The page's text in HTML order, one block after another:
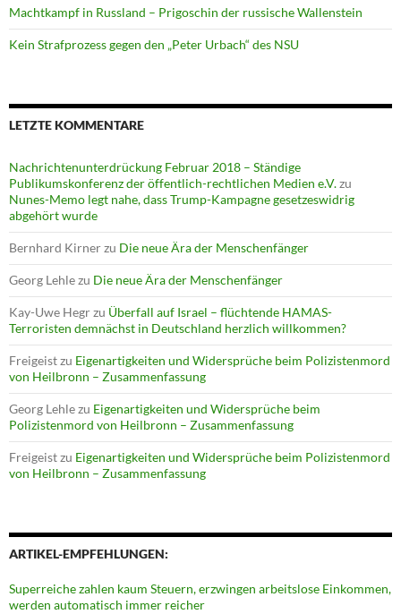
Machtkampf in Russland – Prigoschin der russische Wallenstein
Kein Strafprozess gegen den „Peter Urbach“ des NSU
LETZTE KOMMENTARE
Nachrichtenunterdrückung Februar 2018 – Ständige
Publikumskonferenz der öffentlich-rechtlichen Medien e.V.zu
Nunes-Memo legt nahe, dass Trump-Kampagne gesetzeswidrig
abgehört wurde
Bernhard Kirnerzu Die neue Ära der Menschenfänger
Georg Lehlezu Die neue Ära der Menschenfänger
Kay-Uwe Hegrzu Überfall auf Israel – flüchtende HAMAS-
Terroristen demnächst in Deutschland herzlich willkommen?
Freigeistzu Eigenartigkeiten und Widersprüche beim Polizistenmord
von Heilbronn – Zusammenfassung
Georg Lehlezu Eigenartigkeiten und Widersprüche beim
Polizistenmord von Heilbronn – Zusammenfassung
Freigeistzu Eigenartigkeiten und Widersprüche beim Polizistenmord
von Heilbronn – Zusammenfassung
ARTIKEL-EMPFEHLUNGEN:
Superreiche zahlen kaum Steuern, erzwingen arbeitslose Einkommen,
werden automatisch immer reicher